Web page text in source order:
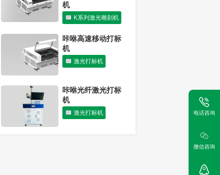
机
K系列激光雕刻机
咔咻高速移动打标
机
激光打标机
咔咻光纤激光打标
机
激光打标机 电话咨询
微信咨询